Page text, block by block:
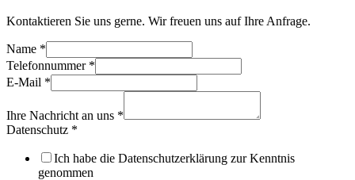
Kontaktieren Sie uns gerne. Wir freuen uns auf Ihre Anfrage.
Name *
Telefonnummer *
E-Mail *
Ihre Nachricht an uns *
Datenschutz *
Ich habe die Datenschutzerklärung zur Kenntnis
genommen